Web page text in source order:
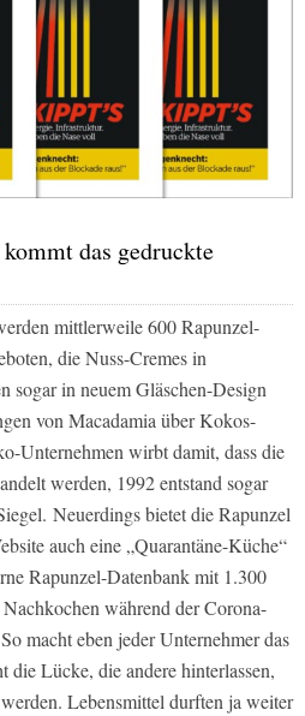
das gedruckte
mittlerweile 600 Rapunzel-
die Nuss-Cremes in
sogar in neuem Gläschen-Design
von Macadamia über Kokos-
Unternehmen wirbt damit, dass die
werden, 1992 entstand sogar
Neuerdings bietet die Rapunzel
auch eine „Quarantäne-Küche“
Rapunzel-Datenbank mit 1.300
während der Corona-
macht eben jeder Unternehmer das
die Lücke, die andere hinterlassen,
Lebensmittel durften ja weiter